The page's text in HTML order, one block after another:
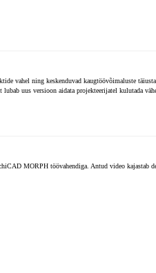
vahel ning keskenduvad kaugtöövõimaluste
uus versioon aidata projekteerijatel kulutada
MORPH töövahendiga. Antud video kajastab